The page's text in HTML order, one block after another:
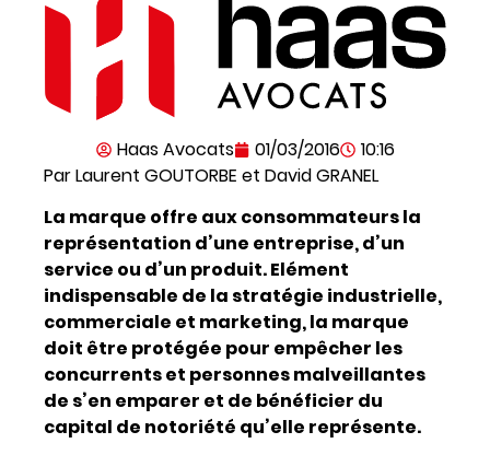
Haas Avocats 01/03/2016
10:16
Par Laurent GOUTORBE et David GRANEL
La marque offre aux consommateurs la
représentation d’une entreprise, d’un
service ou d’un produit. Elément
indispensable de la stratégie industrielle,
commerciale et marketing, la marque
doit être protégée pour empêcher les
concurrents et personnes malveillantes
de s’en emparer et de bénéficier du
capital de notoriété qu’elle représente.